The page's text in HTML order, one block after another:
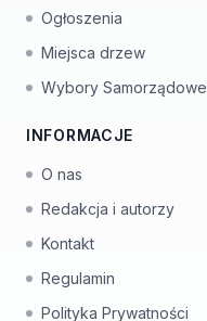
Ogłoszenia
Miejsca drzew
Wybory Samorządowe
INFORMACJE
O nas
Redakcja i autorzy
Kontakt
Regulamin
Polityka Prywatności